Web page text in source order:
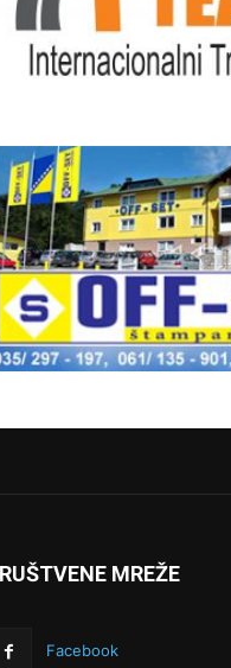
MREŽE
Facebook